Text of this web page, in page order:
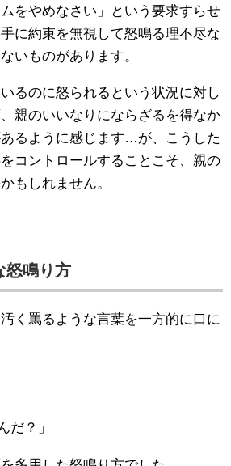
をやめなさい」という要求すらせ
に約束を無視して怒鳴る理不尽な
いものがあります。
るのに怒られるという状況に対し
親のいいなりにならざるを得なか
るように感じます…が、こうした
コントロールすることこそ、親の
もしれません。
怒鳴り方
く罵るような言葉を一方的に口に
だ？」